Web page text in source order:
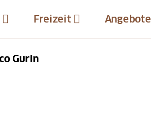
Freizeit Angebote
Gurin